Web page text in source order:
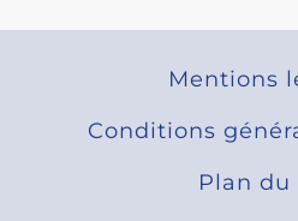
Mentions
Conditions
Plan du